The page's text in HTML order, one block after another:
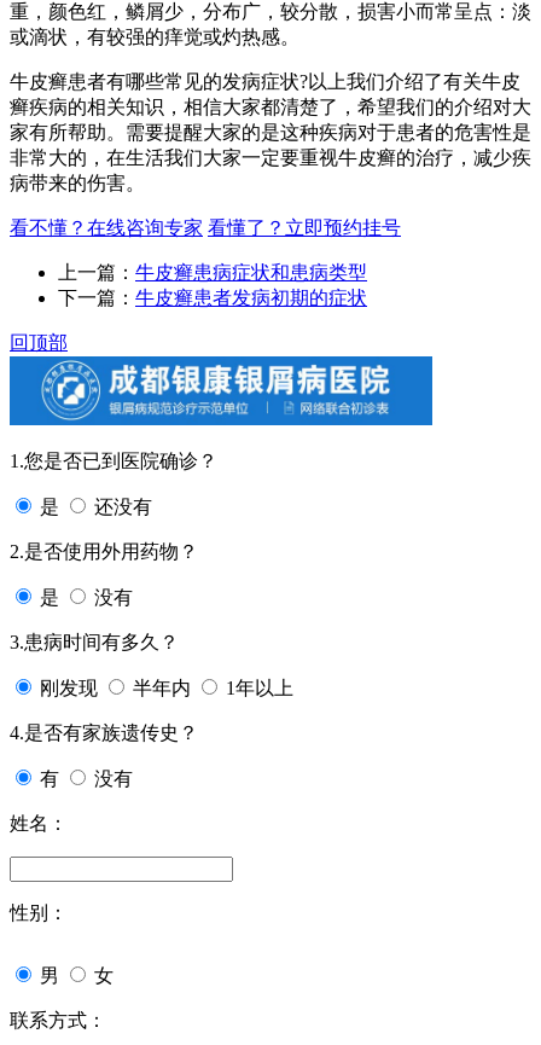
重，颜色红，鳞屑少，分布广，较分散，损害小而常呈点：淡
或滴状，有较强的痒觉或灼热感。
牛皮癣患者有哪些常见的发病症状?以上我们介绍了有关牛皮
癣疾病的相关知识，相信大家都清楚了，希望我们的介绍对大
家有所帮助。需要提醒大家的是这种疾病对于患者的危害性是
非常大的，在生活我们大家一定要重视牛皮癣的治疗，减少疾
病带来的伤害。
看不懂？在线咨询专家 看懂了？立即预约挂号
上一篇： 牛皮癣患病症状和患病类型
下一篇： 牛皮癣患者发病初期的症状
回顶部
1.您是否已到医院确诊？
是 还没有
2.是否使用外用药物？
是 没有
3.患病时间有多久？
刚发现 半年内 1年以上
4.是否有家族遗传史？
有 没有
姓名：
性别：
男 女
联系方式：